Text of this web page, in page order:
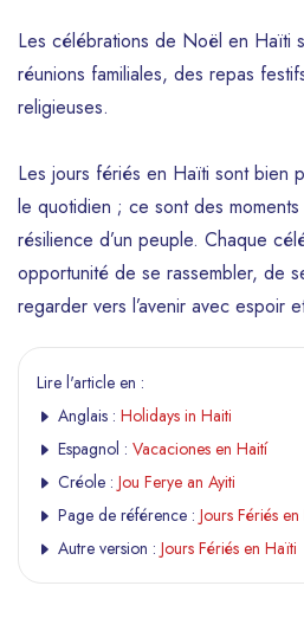
Les célébrations de Noël en Haïti
réunions familiales, des repas
religieuses.
Les jours fériés en Haïti sont bien
le quotidien ; ce sont des moments
résilience d’un peuple. Chaque
opportunité de se rassembler, de
regarder vers l’avenir avec espoir
Lire l'article en :
Anglais : Holidays in Haiti
Espagnol : Vacaciones en Haití
Créole : Jou Ferye an Ayiti
Page de référence : Jours Fériés
Autre version : Jours Fériés en Haïti